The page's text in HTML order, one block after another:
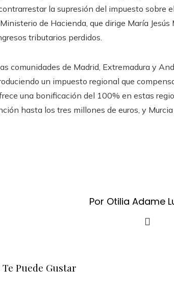
la supresión del impuesto sobre
de Hacienda, que dirige María
tributarios perdidos.
comunidades de Madrid, Extremadura y
un impuesto regional que
una bonificación del 100% en estas
hasta los tres millones de euros, y
Por Otilia Adame
Puede Gustar